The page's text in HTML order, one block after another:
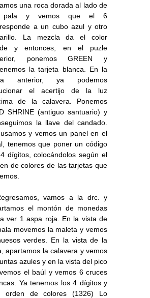
una roca dorada al lado de
y vemos que el 6
a un cubo azul y otro
La mezcla da el color
y entonces, en el puzle
ponemos GREEN y
la tarjeta blanca. En la
anterior, ya podemos
el acertijo de la luz
de la calavera. Ponemos
SHRINE (antiguo santuario) y
la llave del candado.
y vemos un panel en el
tenemos que poner un código
dígitos, colocándolos según el
de colores de las tarjetas que
vamos a la drc. y
el montón de monedas
ver 1 aspa roja. En la vista de
movemos la maleta y vemos
verdes. En la vista de la
apartamos la calavera y vemos
azules y en la vista del pico
el baúl y vemos 6 cruces
Ya tenemos los 4 dígitos y
orden de colores (1326) Lo